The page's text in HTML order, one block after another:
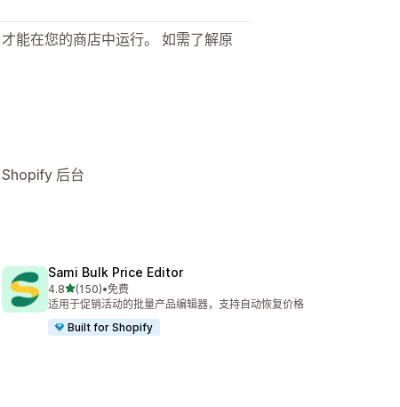
能在您的商店中运行。 如需了解原
后台
Sami Bulk Price Editor
4.8星（满分 5 星）
(150)
总共 150 条评论
•免费
适用于促销活动的批量产品编辑器，支持自动恢复价格
Built for Shopify